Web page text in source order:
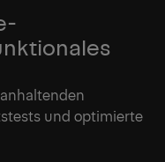
und optimierte